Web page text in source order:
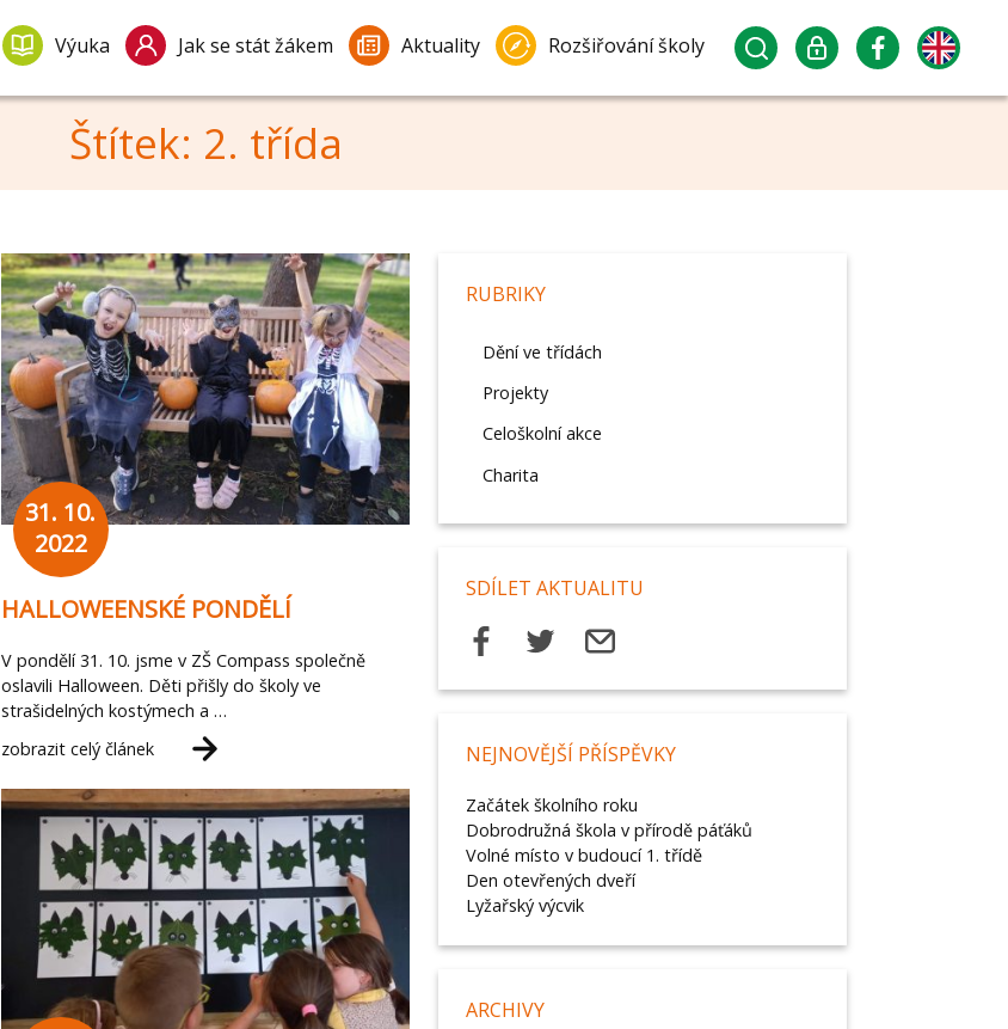
Výuka Jak se stát žákem Aktuality Rozšiřování školy
Štítek: 2. třída
31. 10.
2022
HALLOWEENSKÉ PONDĚLÍ
V pondělí 31. 10. jsme v ZŠ Compass společně
oslavili Halloween. Děti přišly do školy ve
strašidelných kostýmech a …
zobrazit celý článek
RUBRIKY
Dění ve třídách
Projekty
Celoškolní akce
Charita
SDÍLET AKTUALITU
NEJNOVĚJŠÍ PŘÍSPĚVKY
Začátek školního roku
Dobrodružná škola v přírodě páťáků
Volné místo v budoucí 1. třídě
Den otevřených dveří
Lyžařský výcvik
ARCHIVY